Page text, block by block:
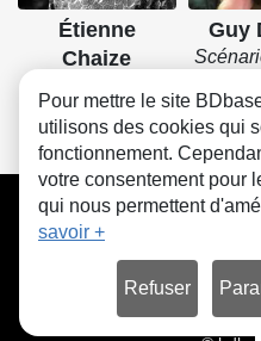
Étienne
Chaize
Guy
CGU FAQ
Pour mettre le site
utilisons des cookies qui
fonctionnement.
votre consentement pour
qui nous permettent
savoir +
Refuser